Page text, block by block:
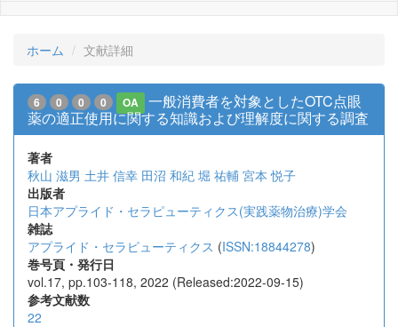
ホーム 文献詳細
6 0 0 0 OA
一般消費者を対象としたOTC点眼
薬の適正使用に関する知識および理解度に関する調査
著者
秋山 滋男 土井 信幸 田沼 和紀 堀 祐輔 宮本 悦子
出版者
日本アプライド・セラピューティクス(実践薬物治療)学会
雑誌
アプライド・セラピューティクス (ISSN:18844278)
巻号頁・発行日
vol.17, pp.103-118, 2022 (Released:2022-09-15)
参考文献数
22